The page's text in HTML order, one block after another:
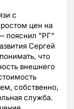
с
цен на
пояснил "РГ"
Сергей
что
внешнего
собственно,
служба.